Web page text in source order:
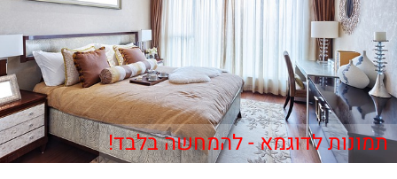
תמונות לדוגמא - להמחשה בלבד!